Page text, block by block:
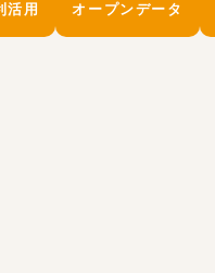
活用 オープンデータ